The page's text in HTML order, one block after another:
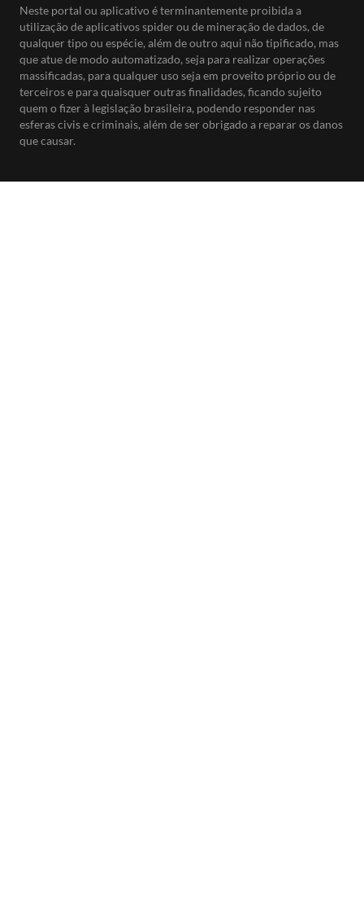
Neste portal ou aplicativo é terminantemente proibida a
utilização de aplicativos spider ou de mineração de dados, de
qualquer tipo ou espécie, além de outro aqui não tipificado, mas
que atue de modo automatizado, seja para realizar operações
massificadas, para qualquer uso seja em proveito próprio ou de
terceiros e para quaisquer outras finalidades, ficando sujeito
quem o fizer à legislação brasileira, podendo responder nas
esferas civis e criminais, além de ser obrigado a reparar os danos
que causar.